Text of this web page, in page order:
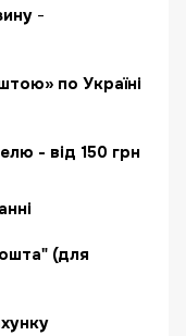
-
по Україні
- від 150 грн
(для